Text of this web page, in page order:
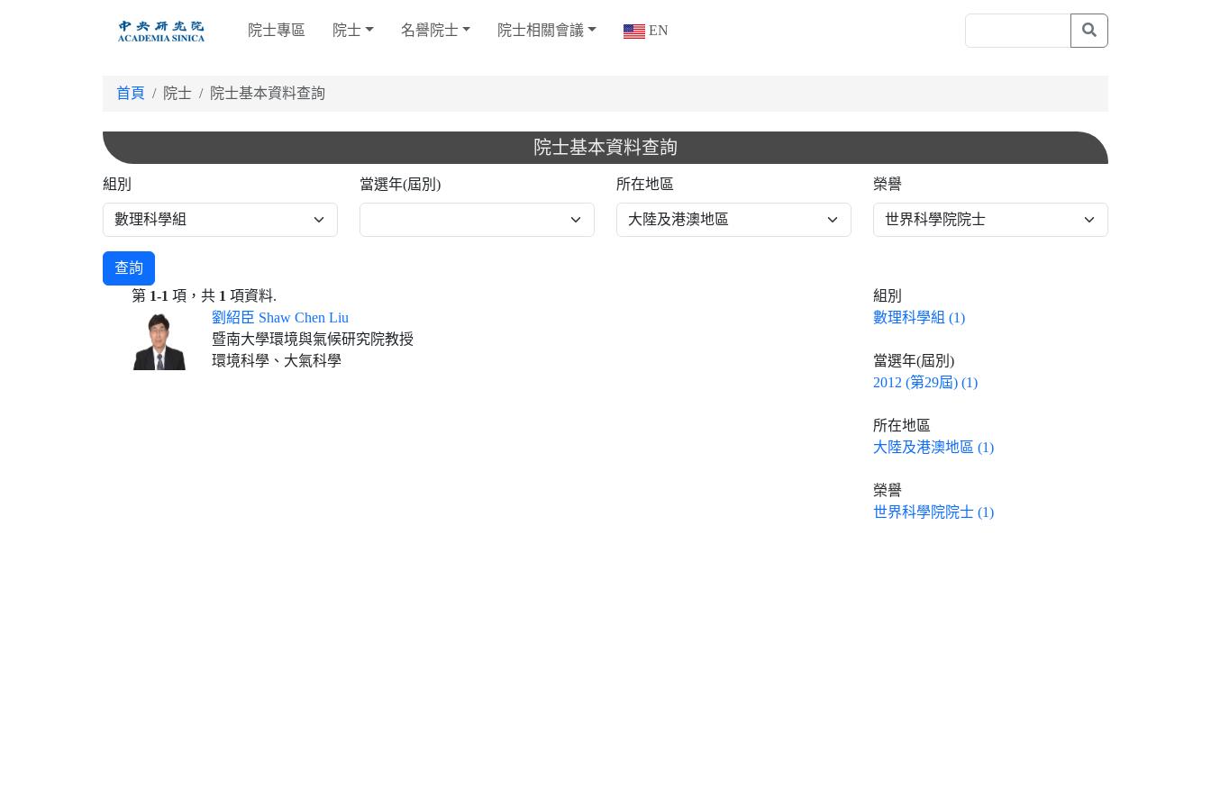
院士專區 院士 名譽院士 院士相關會議 EN
首頁 院士 院士基本資料查詢
院士基本資料查詢
組別 當選年(屆別) 所在地區 榮譽
查詢
第 1-1 項，共 1 項資料.
劉紹臣 Shaw Chen Liu
暨南大學環境與氣候研究院教授
環境科學、大氣科學
組別
數理科學組 (1)
當選年(屆別)
2012 (第29屆) (1)
所在地區
大陸及港澳地區 (1)
榮譽
世界科學院院士 (1)